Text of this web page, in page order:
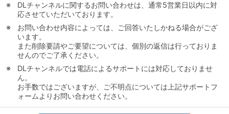
DLチャンネルに関するお問い合わせは、通常5営業日以内に対
応させていただいております。
お問い合わせ内容によっては、ご回答いたしかねる場合がござ
います。
また削除要請やご要望については、個別の返信は行っておりま
せんのでご了承ください。
DLチャンネルでは電話によるサポートには対応しておりませ
ん。
お手数ではございますが、ご不明点については上記サポートフ
ォームよりお問い合わせください。